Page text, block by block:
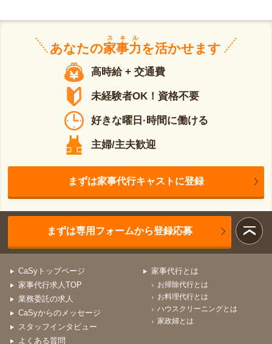
あなたの家事力
スキル
を活かせます
高時給 + 交通費
未経験者OK！資格不要
好きな曜日·時間に働ける
主婦/主夫歓迎
まずは家事代行キャストに登録
まずは専用フォームから登録応募
CaSyトップページ
家事代行求人TOP
業務委託の求人
CaSyからのメッセージ
スタッフインタビュー
よくある質問
家事代行とは
お掃除代行とは
お料理代行とは
ハウスクリーニングとは
家政婦とは